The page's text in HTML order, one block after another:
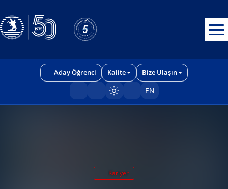
Aday Öğrenci Kalite Bize Ulaşın
Sayfayı karart/aç
EN
Kariyer